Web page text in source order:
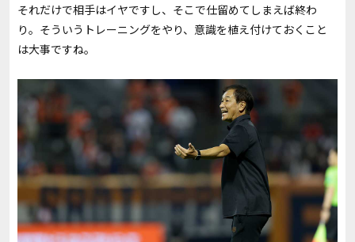
それだけで相手はイヤですし、そこで仕留めてしまえば終わ
り。そういうトレーニングをやり、意識を植え付けておくこと
は大事ですね。